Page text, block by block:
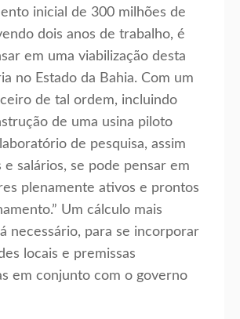
inicial de 300 milhões de
dois anos de trabalho, é
em uma viabilização desta
no Estado da Bahia. Com um
de tal ordem, incluindo
de uma usina piloto
de pesquisa, assim
e salários, se pode pensar em
plenamente ativos e prontos
Um cálculo mais
necessário, para se incorporar
locais e premissas
em conjunto com o governo